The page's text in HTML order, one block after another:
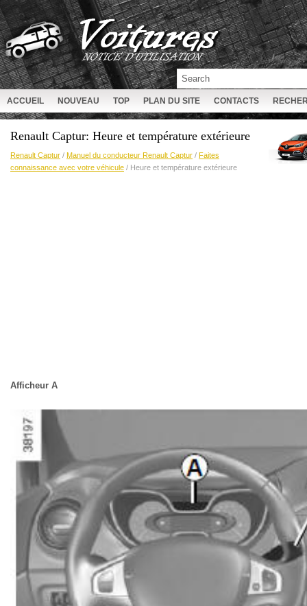
ACCUEIL NOUVEAU TOP PLAN DU SITE CONTACTS
Renault Captur: Heure et température extérieure
Renault Captur / Manuel du conducteur Renault Captur / Faites
connaissance avec votre véhicule / Heure et température extérieure
Afficheur A